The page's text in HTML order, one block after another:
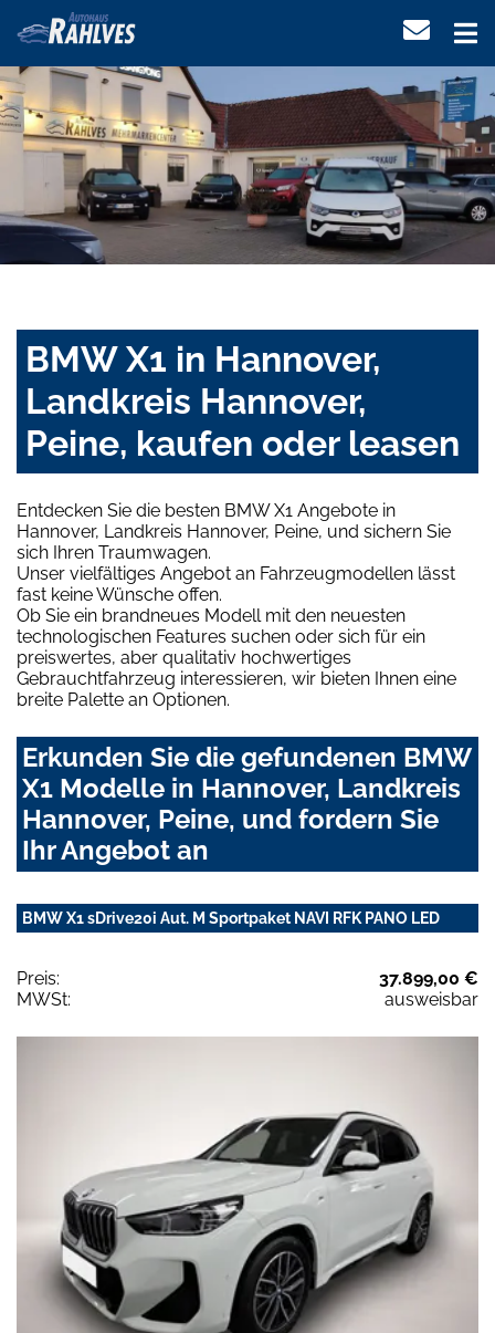
BMW X1 in Hannover,
Landkreis Hannover,
Peine, kaufen oder leasen
Entdecken Sie die besten BMW X1 Angebote in
Hannover, Landkreis Hannover, Peine, und sichern Sie
sich Ihren Traumwagen.
Unser vielfältiges Angebot an Fahrzeugmodellen lässt
fast keine Wünsche offen.
Ob Sie ein brandneues Modell mit den neuesten
technologischen Features suchen oder sich für ein
preiswertes, aber qualitativ hochwertiges
Gebrauchtfahrzeug interessieren, wir bieten Ihnen eine
breite Palette an Optionen.
Erkunden Sie die gefundenen BMW
X1 Modelle in Hannover, Landkreis
Hannover, Peine, und fordern Sie
Ihr Angebot an
BMW X1 sDrive20i Aut. M Sportpaket NAVI RFK PANO LED
Preis:
37.899,00 €
MWSt:
ausweisbar